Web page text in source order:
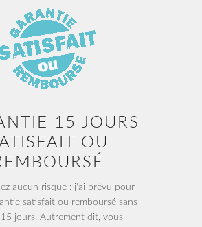
15 JOURS
OU
aucun risque : j'ai prévu pour
satisfait ou remboursé sans
jours. Autrement dit, vous